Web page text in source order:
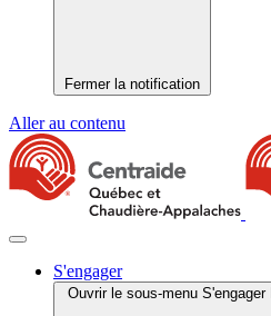
Fermer la notification
Aller au contenu
S'engager
Ouvrir le sous-menu S'engager